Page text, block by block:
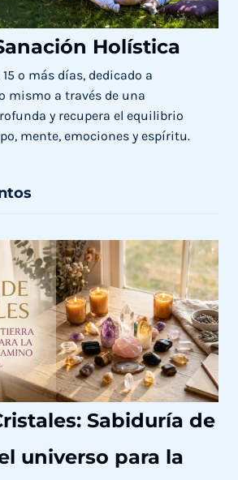
Holística
15 o más días, dedicado a
mismo a través de una
y recupera el equilibrio
mente, emociones y espíritu.
Sabiduría de
universo para la